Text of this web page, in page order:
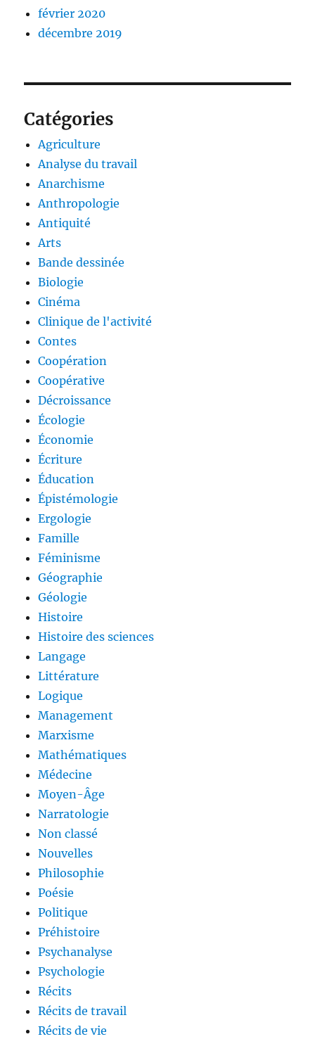
février 2020
décembre 2019
Catégories
Agriculture
Analyse du travail
Anarchisme
Anthropologie
Antiquité
Arts
Bande dessinée
Biologie
Cinéma
Clinique de l'activité
Contes
Coopération
Coopérative
Décroissance
Écologie
Économie
Écriture
Éducation
Épistémologie
Ergologie
Famille
Féminisme
Géographie
Géologie
Histoire
Histoire des sciences
Langage
Littérature
Logique
Management
Marxisme
Mathématiques
Médecine
Moyen-Âge
Narratologie
Non classé
Nouvelles
Philosophie
Poésie
Politique
Préhistoire
Psychanalyse
Psychologie
Récits
Récits de travail
Récits de vie